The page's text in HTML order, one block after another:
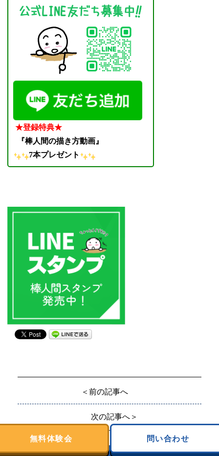
★登録特典★
『棒人間の描き方動画』
7本プレゼント
＜前の記事へ
次の記事へ＞
無料体験会
問い合わせ